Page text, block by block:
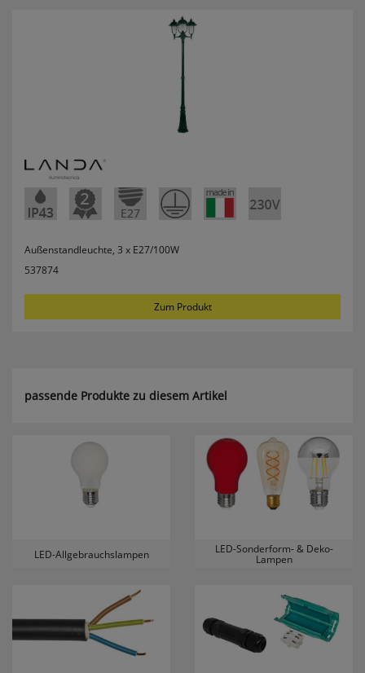
Außenstandleuchte, 3 x E27/100W
537874
Zum Produkt
passende Produkte zu diesem Artikel
LED-Allgebrauchslampen LED-Sonderform- & Deko-
Lampen
Konfiguration speichern